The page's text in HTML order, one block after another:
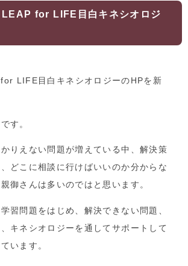
for LIFE目白キネシオロジ
LIFE目白キネシオロジーのHPを新
す。
りえない問題が増えている中、解決策
どこに相談に行けばいいのか分からな
御さんは多いのではと思います。
習問題をはじめ、解決できない問題、
キネシオロジーを通してサポートして
います。